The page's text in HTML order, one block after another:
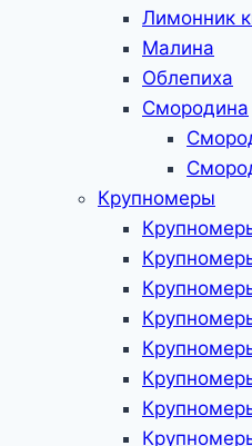
Лимонник
Малина
Облепиха
Смородина
Крупномеры